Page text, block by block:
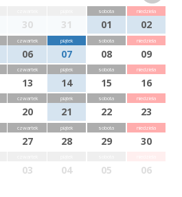
30 31
sobota
01
niedziela
02
czwartek
06
piątek
07
sobota
08
niedziela
09
czwartek
13
piątek
14
sobota
15
niedziela
16
czwartek
20
piątek
21
sobota
22
niedziela
23
czwartek
27
piątek
28
sobota
29
niedziela
30
03 04 05 06